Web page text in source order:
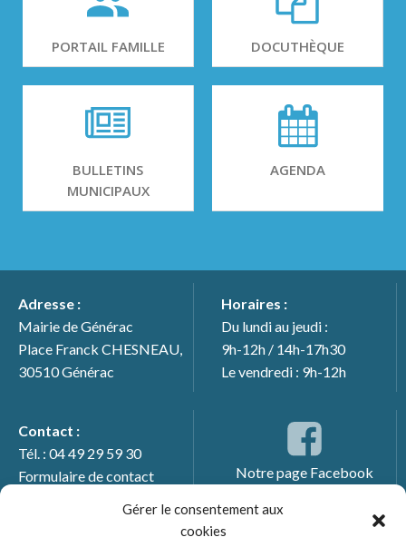
Gérer le consentement aux
cookies
PORTAIL FAMILLE DOCUTHÈQUE
BULLETINS
MUNICIPAUX
AGENDA
Adresse :
Mairie de Générac
Place Franck CHESNEAU,
30510 Générac
Horaires :
Du lundi au jeudi :
9h-12h / 14h-17h30
Le vendredi : 9h-12h
Contact :
Tél. : 04 49 29 59 30
Formulaire de contact
Notre page Facebook